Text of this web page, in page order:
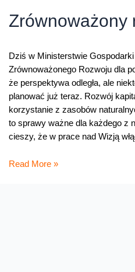
Zrównoważony
Dziś w Ministerstwie
Zrównoważonego Rozwoju dla
że perspektywa odległa, ale
planować już teraz. Rozwój
korzystanie z zasobów
to sprawy ważne dla każdego z
cieszy, że w prace nad Wizją
Zrównoważony
Read More »